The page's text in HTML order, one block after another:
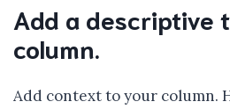
Add a descriptive
column.
Add context to your column.